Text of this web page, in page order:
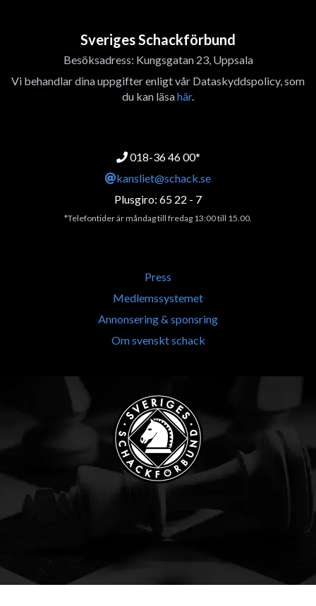
Sveriges Schackförbund
Besöksadress: Kungsgatan 23, Uppsala
Vi behandlar dina uppgifter enligt vår Dataskyddspolicy, som
du kan läsahär.
018-36 46 00*
kansliet@schack.se
Plusgiro: 65 22 - 7
*Telefontider är måndag till fredag 13:00 till 15.00.
Press
Medlemssystemet
Annonsering & sponsring
Om svenskt schack